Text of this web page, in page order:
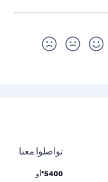
تواصلوا معنا
5400*
أو